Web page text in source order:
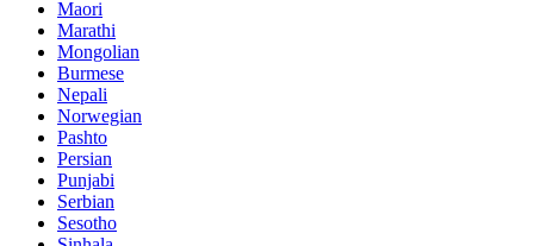
Maori
Marathi
Mongolian
Burmese
Nepali
Norwegian
Pashto
Persian
Punjabi
Serbian
Sesotho